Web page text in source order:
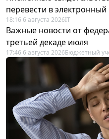
перевести в
18:16 6 августа 2026IT
Важные новости от
третьей декаде июля
17:46 6 августа 2026Бюджетный